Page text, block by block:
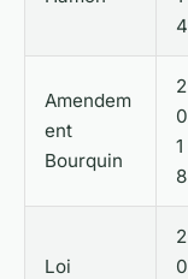
4
Amendem
ent
Bourquin
2
0
1
8
Loi
2
0